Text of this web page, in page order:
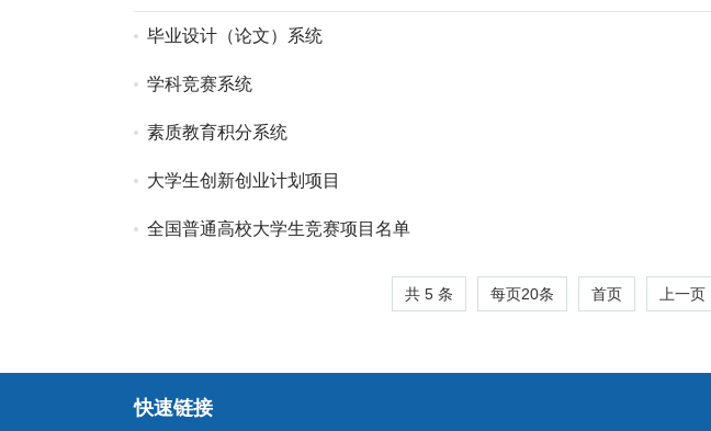
毕业设计（论文）系统
学科竞赛系统
素质教育积分系统
大学生创新创业计划项目
全国普通高校大学生竞赛项目名单
共 5 条 每页20条 首页 上一页
快速链接